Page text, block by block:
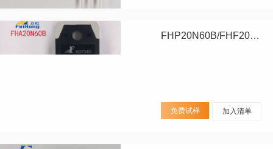
FHP20N60B/FHF20N60B/FHA20N60B
免费试样 加入清单